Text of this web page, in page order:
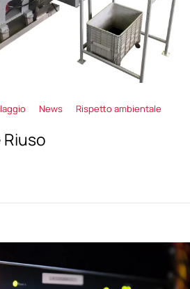
News Rispetto ambientale